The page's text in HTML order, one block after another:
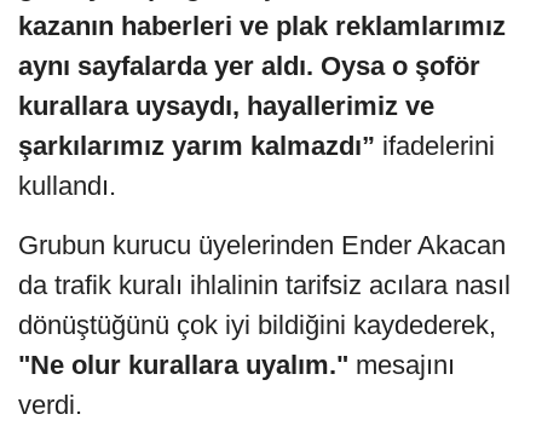
kazanın haberleri ve plak reklamlarımız
aynı sayfalarda yer aldı. Oysa o şoför
kurallara uysaydı, hayallerimiz ve
şarkılarımız yarım kalmazdı” ifadelerini
kullandı.
Grubun kurucu üyelerinden Ender Akacan
da trafik kuralı ihlalinin tarifsiz acılara nasıl
dönüştüğünü çok iyi bildiğini kaydederek,
"Ne olur kurallara uyalım." mesajını
verdi.